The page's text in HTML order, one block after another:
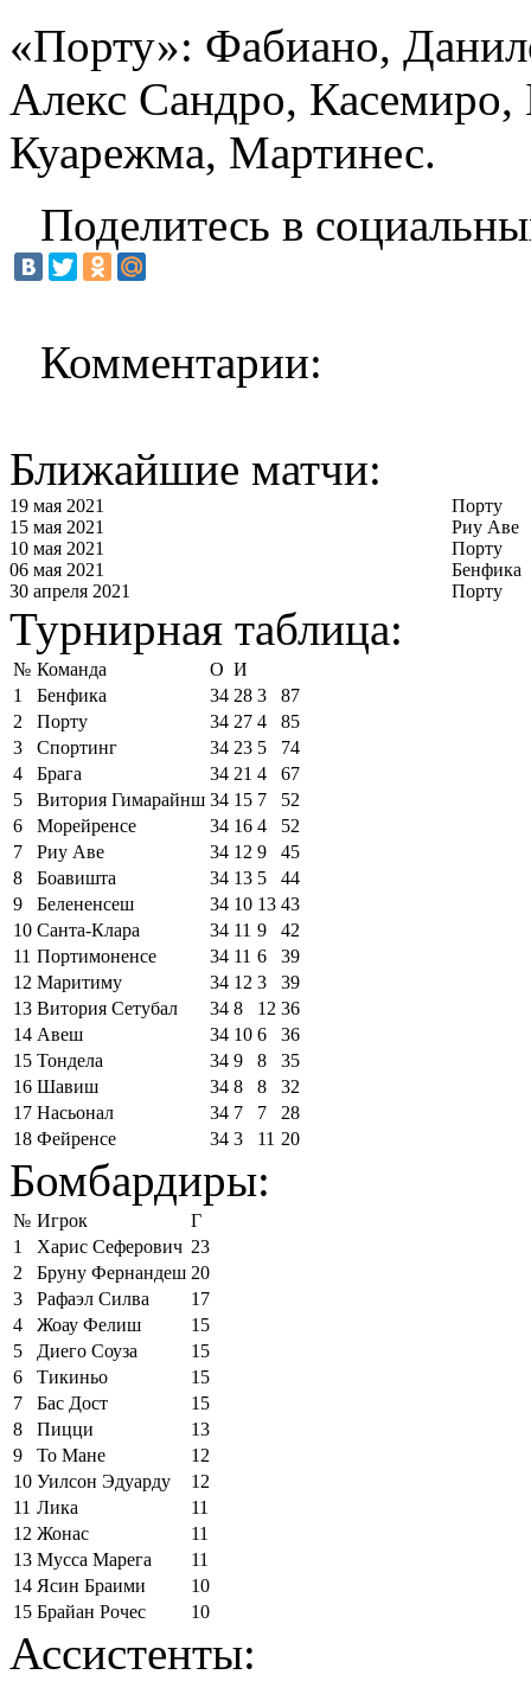
«Порту»: Фабиано,
Алекс Сандро,
Куарежма, Мартинес.
Поделитесь в
Комментарии:
Ближайшие матчи:
19 мая 2021
Порту
15 мая 2021
Риу Аве
10 мая 2021
Порту
06 мая 2021
Бенфика
30 апреля 2021
Порту
Турнирная таблица:
№ Команда О И
1
Бенфика 34 28 3
87
2
Порту 34 27 4
85
3
Спортинг 34 23 5
74
4
Брага 34 21 4
67
5
Витория Гимарайнш 34 15 7
52
6
Морейренсе 34 16 4
52
7
Риу Аве 34 12 9
45
8
Боавишта 34 13 5
44
9
Белененсеш 34 10 13 43
10 Санта-Клара 34 11 9
42
11 Портимоненсе 34 11 6
39
12 Маритиму 34 12 3
39
13 Витория Сетубал 34 8 12 36
14 Авеш 34 10 6
36
15 Тондела 34 9 8
35
16 Шавиш 34 8 8
32
17 Насьонал 34 7 7
28
18 Фейренсе 34 3 11 20
Бомбардиры:
№ Игрок
Г
1
Харис Сеферович 23
2
Бруну Фернандеш 20
3
Рафаэл Силва
17
4
Жоау Фелиш
15
5
Диего Соуза
15
6
Тикиньо
15
7
Бас Дост
15
8
Пицци
13
9
То Мане
12
10 Уилсон Эдуарду
12
11 Лика
11
12 Жонас
11
13 Мусса Марега
11
14 Ясин Браими
10
15 Брайан Рочес 10
Ассистенты: